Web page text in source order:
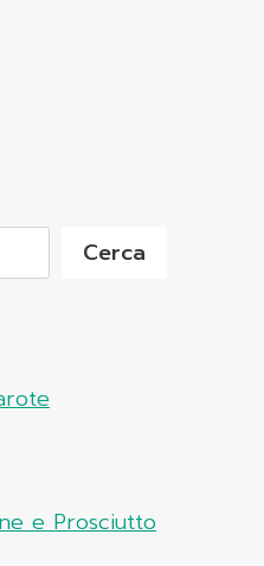
Cerca
e Prosciutto